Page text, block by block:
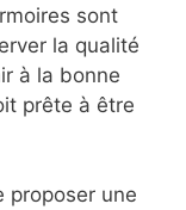
sont
la qualité
à la bonne
prête à être
proposer une